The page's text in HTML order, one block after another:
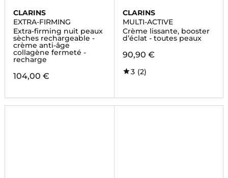
CLARINS
EXTRA-FIRMING
Extra-firming nuit peaux
sèches rechargeable -
crème anti-âge
collagène fermeté -
recharge
104,00 €
CLARINS
MULTI-ACTIVE
Crème lissante, booster
d’éclat - toutes peaux
90,90 €
3 (2)